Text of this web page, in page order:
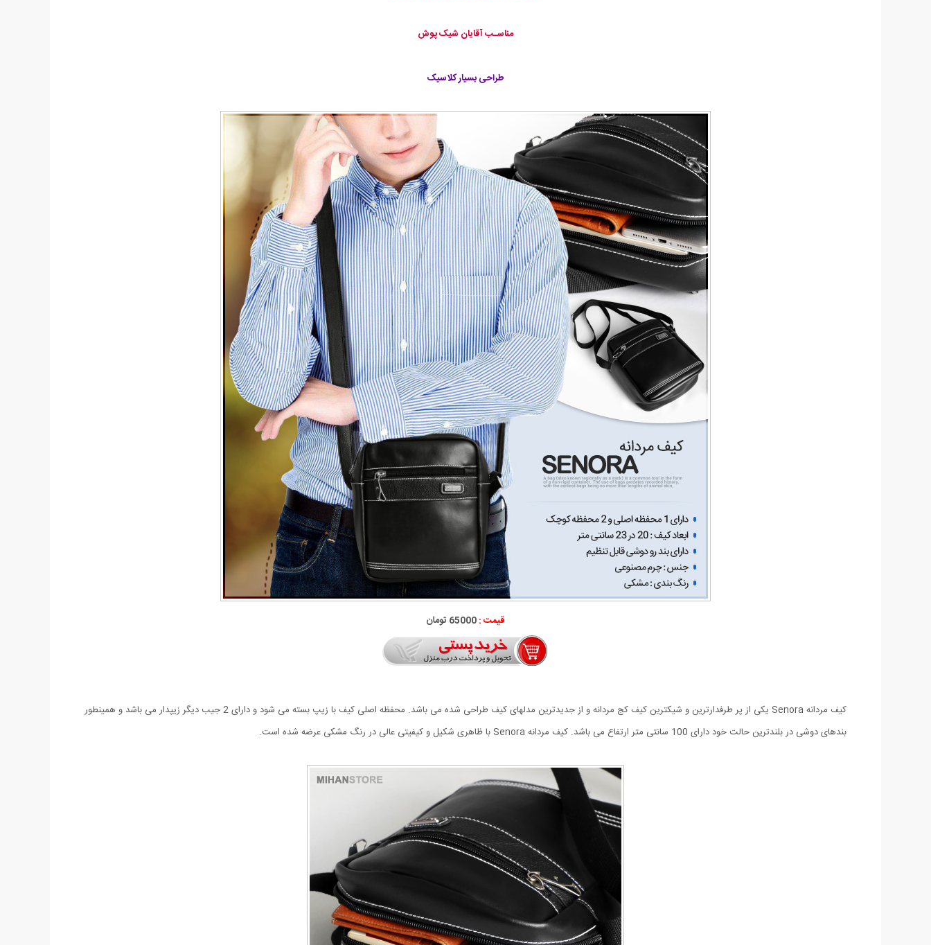
مناسـب آقایان شیک پوش
طراحی بسیار کلاسیک
قیمت :65000 تومان
کیف مردانه Senora یکی از پر طرفدارترین و شیکترین کیف کج مردانه و از جدیدترین مدلهای کیف طراحی شده می باشد. محفظه اصلی کیف با زیپ بسته می شود و دارای 2 جیب دیگر زیپدار می باشد و همینطور
بندهای دوشی در بلندترین حالت خود دارای 100 سانتی متر ارتفاع می باشد. کیف مردانه Senora با ظاهری شکیل و کیفیتی عالی در رنگ مشکی عرضه شده است.